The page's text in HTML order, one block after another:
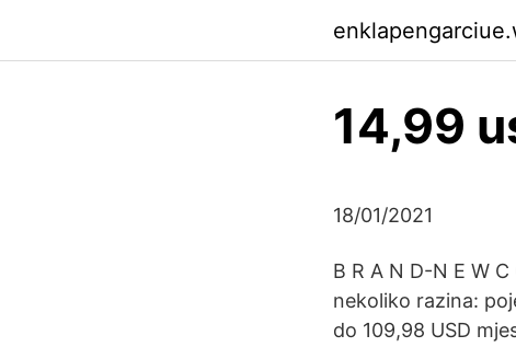
14,99
18/01/2021
B R A N D-N E W
nekoliko razina:
do 109,98 USD